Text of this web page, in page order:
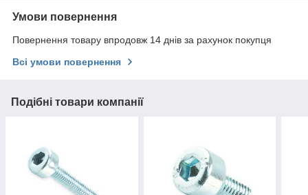
Умови повернення
Повернення товару впродовж 14 днів за рахунок покупця
Всі умови повернення
Подібні товари компанії